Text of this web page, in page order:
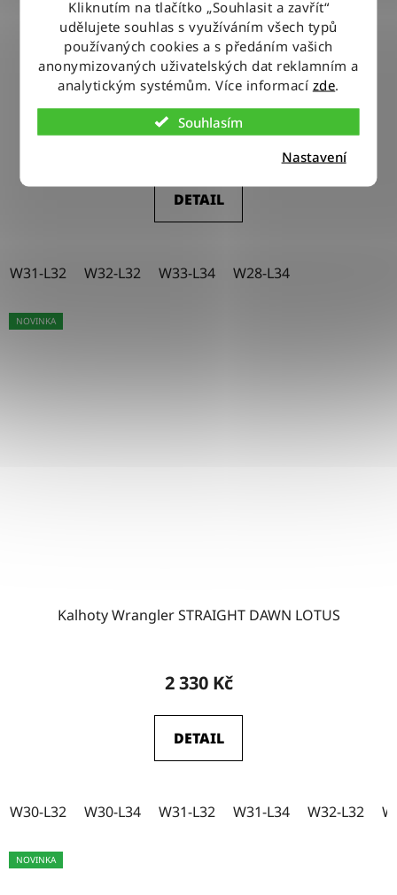
Kliknutím na tlačítko „Souhlasit a zavřít“
udělujete souhlas s využíváním všech typů
používaných cookies a s předáním vašich
anonymizovaných uživatelských dat reklamním a
analytickým systémům. Více informací zde.
Souhlasím
Nastavení
Kalhoty Wrangler WALKER HOT IN HERE
DETAIL
W31-L32 W32-L32 W33-L34 W28-L34
NOVINKA
Kalhoty Wrangler STRAIGHT DAWN LOTUS
2 330 Kč
DETAIL
W30-L32 W30-L34 W31-L32 W31-L34 W32-L32
NOVINKA